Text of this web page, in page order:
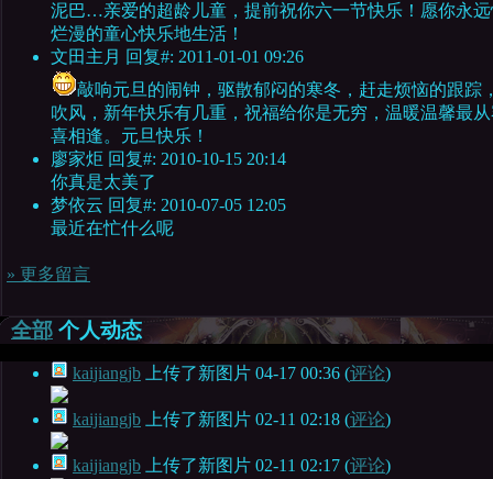
泥巴…亲爱的超龄儿童，提前祝你六一节快乐！愿你永
烂漫的童心快乐地生活！
文田主月 回复#: 2011-01-01 09:26
敲响元旦的闹钟，驱散郁闷的寒冬，赶走烦恼的跟踪
吹风，新年快乐有几重，祝福给你是无穷，温暖温馨最
喜相逢。元旦快乐！
廖家炬 回复#: 2010-10-15 20:14
你真是太美了
梦依云 回复#: 2010-07-05 12:05
最近在忙什么呢
» 更多留言
全部 个人动态
kaijiangjb 上传了新图片 04-17 00:36 (评论)
kaijiangjb 上传了新图片 02-11 02:18 (评论)
kaijiangjb 上传了新图片 02-11 02:17 (评论)